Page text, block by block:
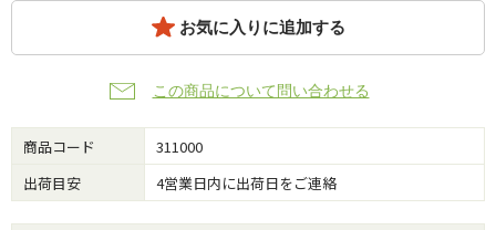
お気に入りに追加する
この商品について問い合わせる
商品コード
311000
出荷目安
4営業日内に出荷日をご連絡